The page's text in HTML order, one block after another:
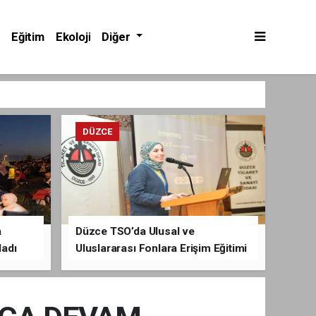
Eğitim Ekoloji Diğer
DÜZCE
Düzce TSO’da Ulusal ve
Uluslararası Fonlara Erişim Eğitimi